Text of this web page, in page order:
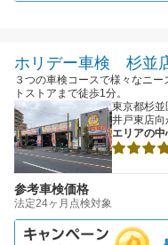
ホリデー車検 杉並
３つの車検コースで様々なニ
トストアまで徒歩1分。
東京都杉
井戸東店向
エリアの中
参考車検価格
法定24ヶ月点検対象